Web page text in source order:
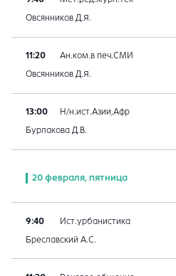
Овсянников Д.Я.
11:20 Ан.ком.в печ.СМИ
Овсянников Д.Я.
13:00 Н/н.ист.Азии,Афр
Бурлакова Д.В.
20 февраля, пятница
9:40 Ист.урбанистика
Бреславский А.С.